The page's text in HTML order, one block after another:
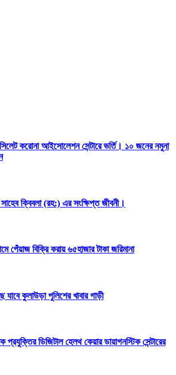
করোনা আইসোলেশন সেন্টারে ভর্তি। ১০ জনের নমুনা
ক্বিবলা (রহ:) এর সংক্ষিপ্ত জীবনী।
পেঁয়াজ বিক্রি করায় ৬৫হাজার টাকা জরিমানা
কুলাউড়া পুলিশের খাবার গাড়ী
প্রযুক্তির ডিজিটাল হেলথ কেয়ার ডায়াগনস্টিক সেন্টারের